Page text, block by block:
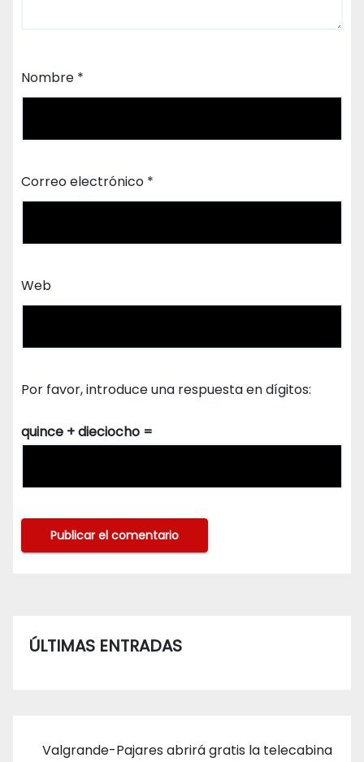
Nombre *
Correo electrónico *
Web
Por favor, introduce una respuesta en dígitos:
quince + dieciocho =
ÚLTIMAS ENTRADAS
Valgrande-Pajares abrirá gratis la telecabina